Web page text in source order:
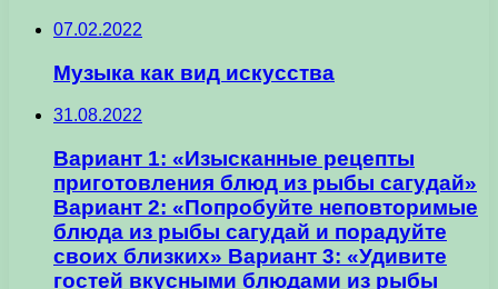
07.02.2022
Музыка как вид искусства
31.08.2022
Вариант 1: «Изысканные рецепты
приготовления блюд из рыбы сагудай»
Вариант 2: «Попробуйте неповторимые
блюда из рыбы сагудай и порадуйте
своих близких» Вариант 3: «Удивите
гостей вкусными блюдами из рыбы